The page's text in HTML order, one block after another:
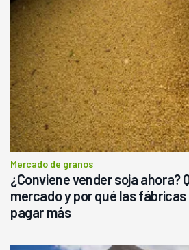
Mercado de granos
¿Conviene vender soja ahora?
mercado y por qué las
pagar más